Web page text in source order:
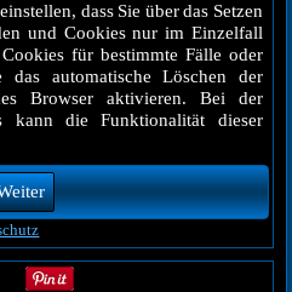
dass Sie über das Setzen
und Cookies nur im Einzelfall
für bestimmte Fälle oder
das automatische Löschen der
Browser aktivieren. Bei der
kann die Funktionalität dieser